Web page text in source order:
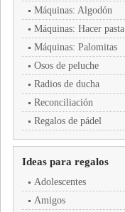
Máquinas: Algodón
Máquinas: Hacer pasta
Máquinas: Palomitas
Osos de peluche
Radios de ducha
Reconciliación
Regalos de pádel
Ideas para regalos
Adolescentes
Amigos